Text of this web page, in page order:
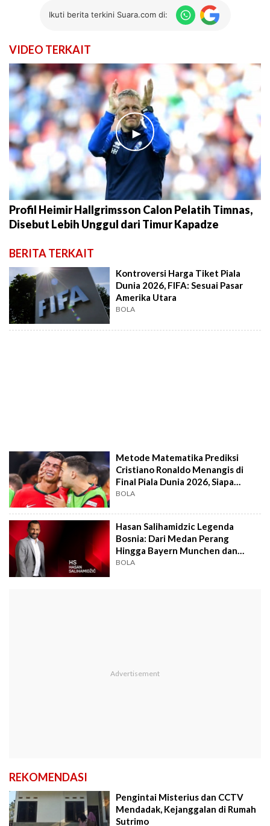
Ikuti berita terkini Suara.com di:
VIDEO TERKAIT
►
Profil Heimir Hallgrimsson Calon Pelatih Timnas,
Disebut Lebih Unggul dari Timur Kapadze
BERITA TERKAIT
Kontroversi Harga Tiket Piala
Dunia 2026, FIFA: Sesuai Pasar
Amerika Utara
BOLA
Metode Matematika Prediksi
Cristiano Ronaldo Menangis di
Final Piala Dunia 2026, Siapa
Juaranya?
BOLA
Hasan Salihamidzic Legenda
Bosnia: Dari Medan Perang
Hingga Bayern Munchen dan
Juventus
BOLA
REKOMENDASI
Pengintai Misterius dan CCTV
Mendadak, Kejanggalan di Rumah
Sutrimo